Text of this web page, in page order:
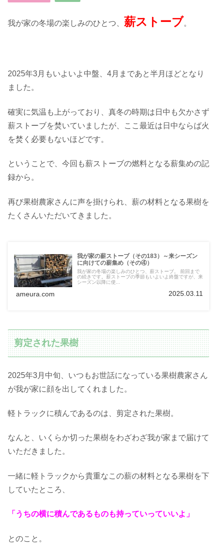
我が家の冬場の楽しみのひとつ、 薪ストーブ。
2025年3月もいよいよ中盤、4月まであと半月ほどとなり
ました。
確実に気温も上がっており、真冬の時期は日中も欠かさず
薪ストーブを焚いていましたが、ここ最近は日中ならば火
を焚く必要もないほどです。
ということで、今回も薪ストーブの燃料となる薪集めの記
録から。
再び果樹農家さんに声を掛けられ、薪の材料となる果樹を
たくさんいただいてきました。
我が家の薪ストーブ（その183）～来シーズン
に向けての薪集め（その④）
我が家の冬場の楽しみのひとつ、薪ストーブ。 前回まで
の続きです。薪ストーブの季節もいよいよ終盤ですが、来
シーズン以降に使...
ameura.com 2025.03.11
剪定された果樹
2025年3月中旬、いつもお世話になっている果樹農家さん
が我が家に顔を出してくれました。
軽トラックに積んであるのは、剪定された果樹。
なんと、いくらか切った果樹をわざわざ我が家まで届けて
いただきました。
一緒に軽トラックから貴重なこの薪の材料となる果樹を下
していたところ、
「うちの横に積んであるものも持っていっていいよ」
とのこと。